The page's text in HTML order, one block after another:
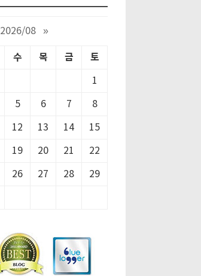
2026/08 »
수 목 금 토
1
5 6 7 8
12 13 14 15
19 20 21 22
26 27 28 29